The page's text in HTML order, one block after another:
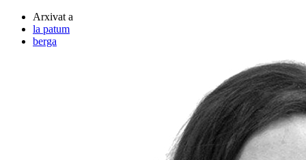
Arxivat a
la patum
berga